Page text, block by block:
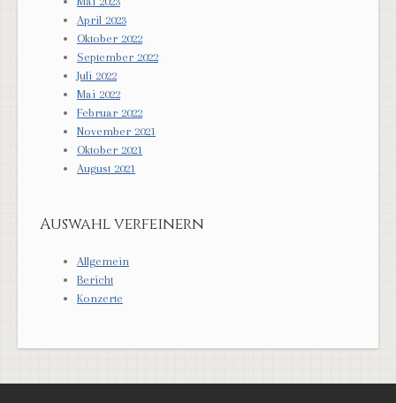
April 2023
Oktober 2022
September 2022
Juli 2022
Mai 2022
Februar 2022
November 2021
Oktober 2021
August 2021
Auswahl verfeinern
Allgemein
Bericht
Konzerte